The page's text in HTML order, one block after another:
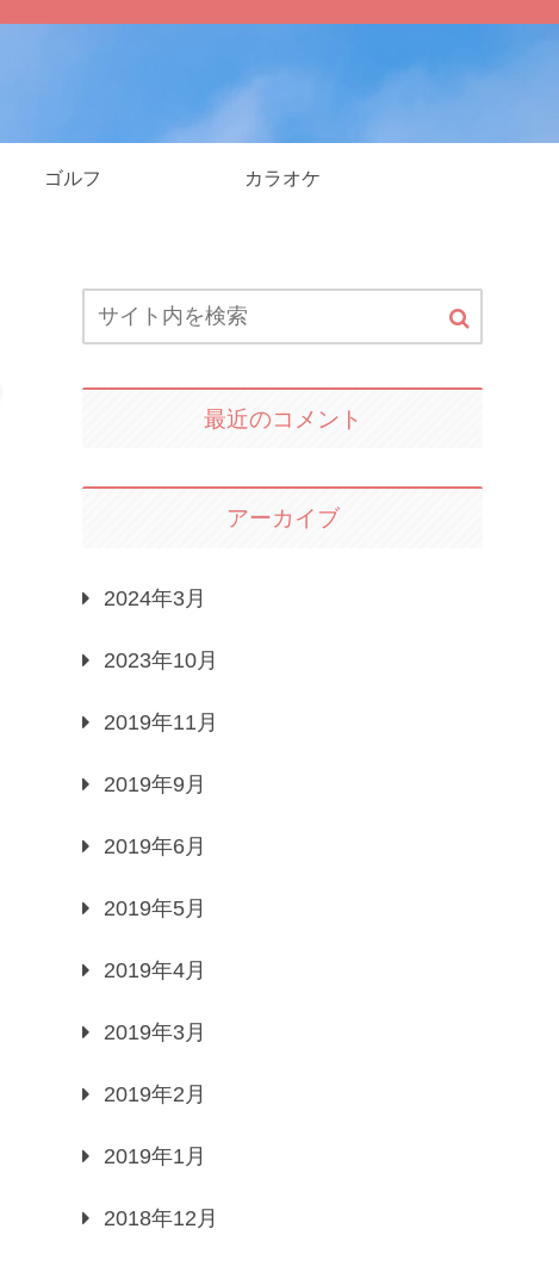
ゴルフ カラオケ
最近のコメント
アーカイブ
2024年3月
2023年10月
2019年11月
2019年9月
2019年6月
2019年5月
2019年4月
2019年3月
2019年2月
2019年1月
2018年12月